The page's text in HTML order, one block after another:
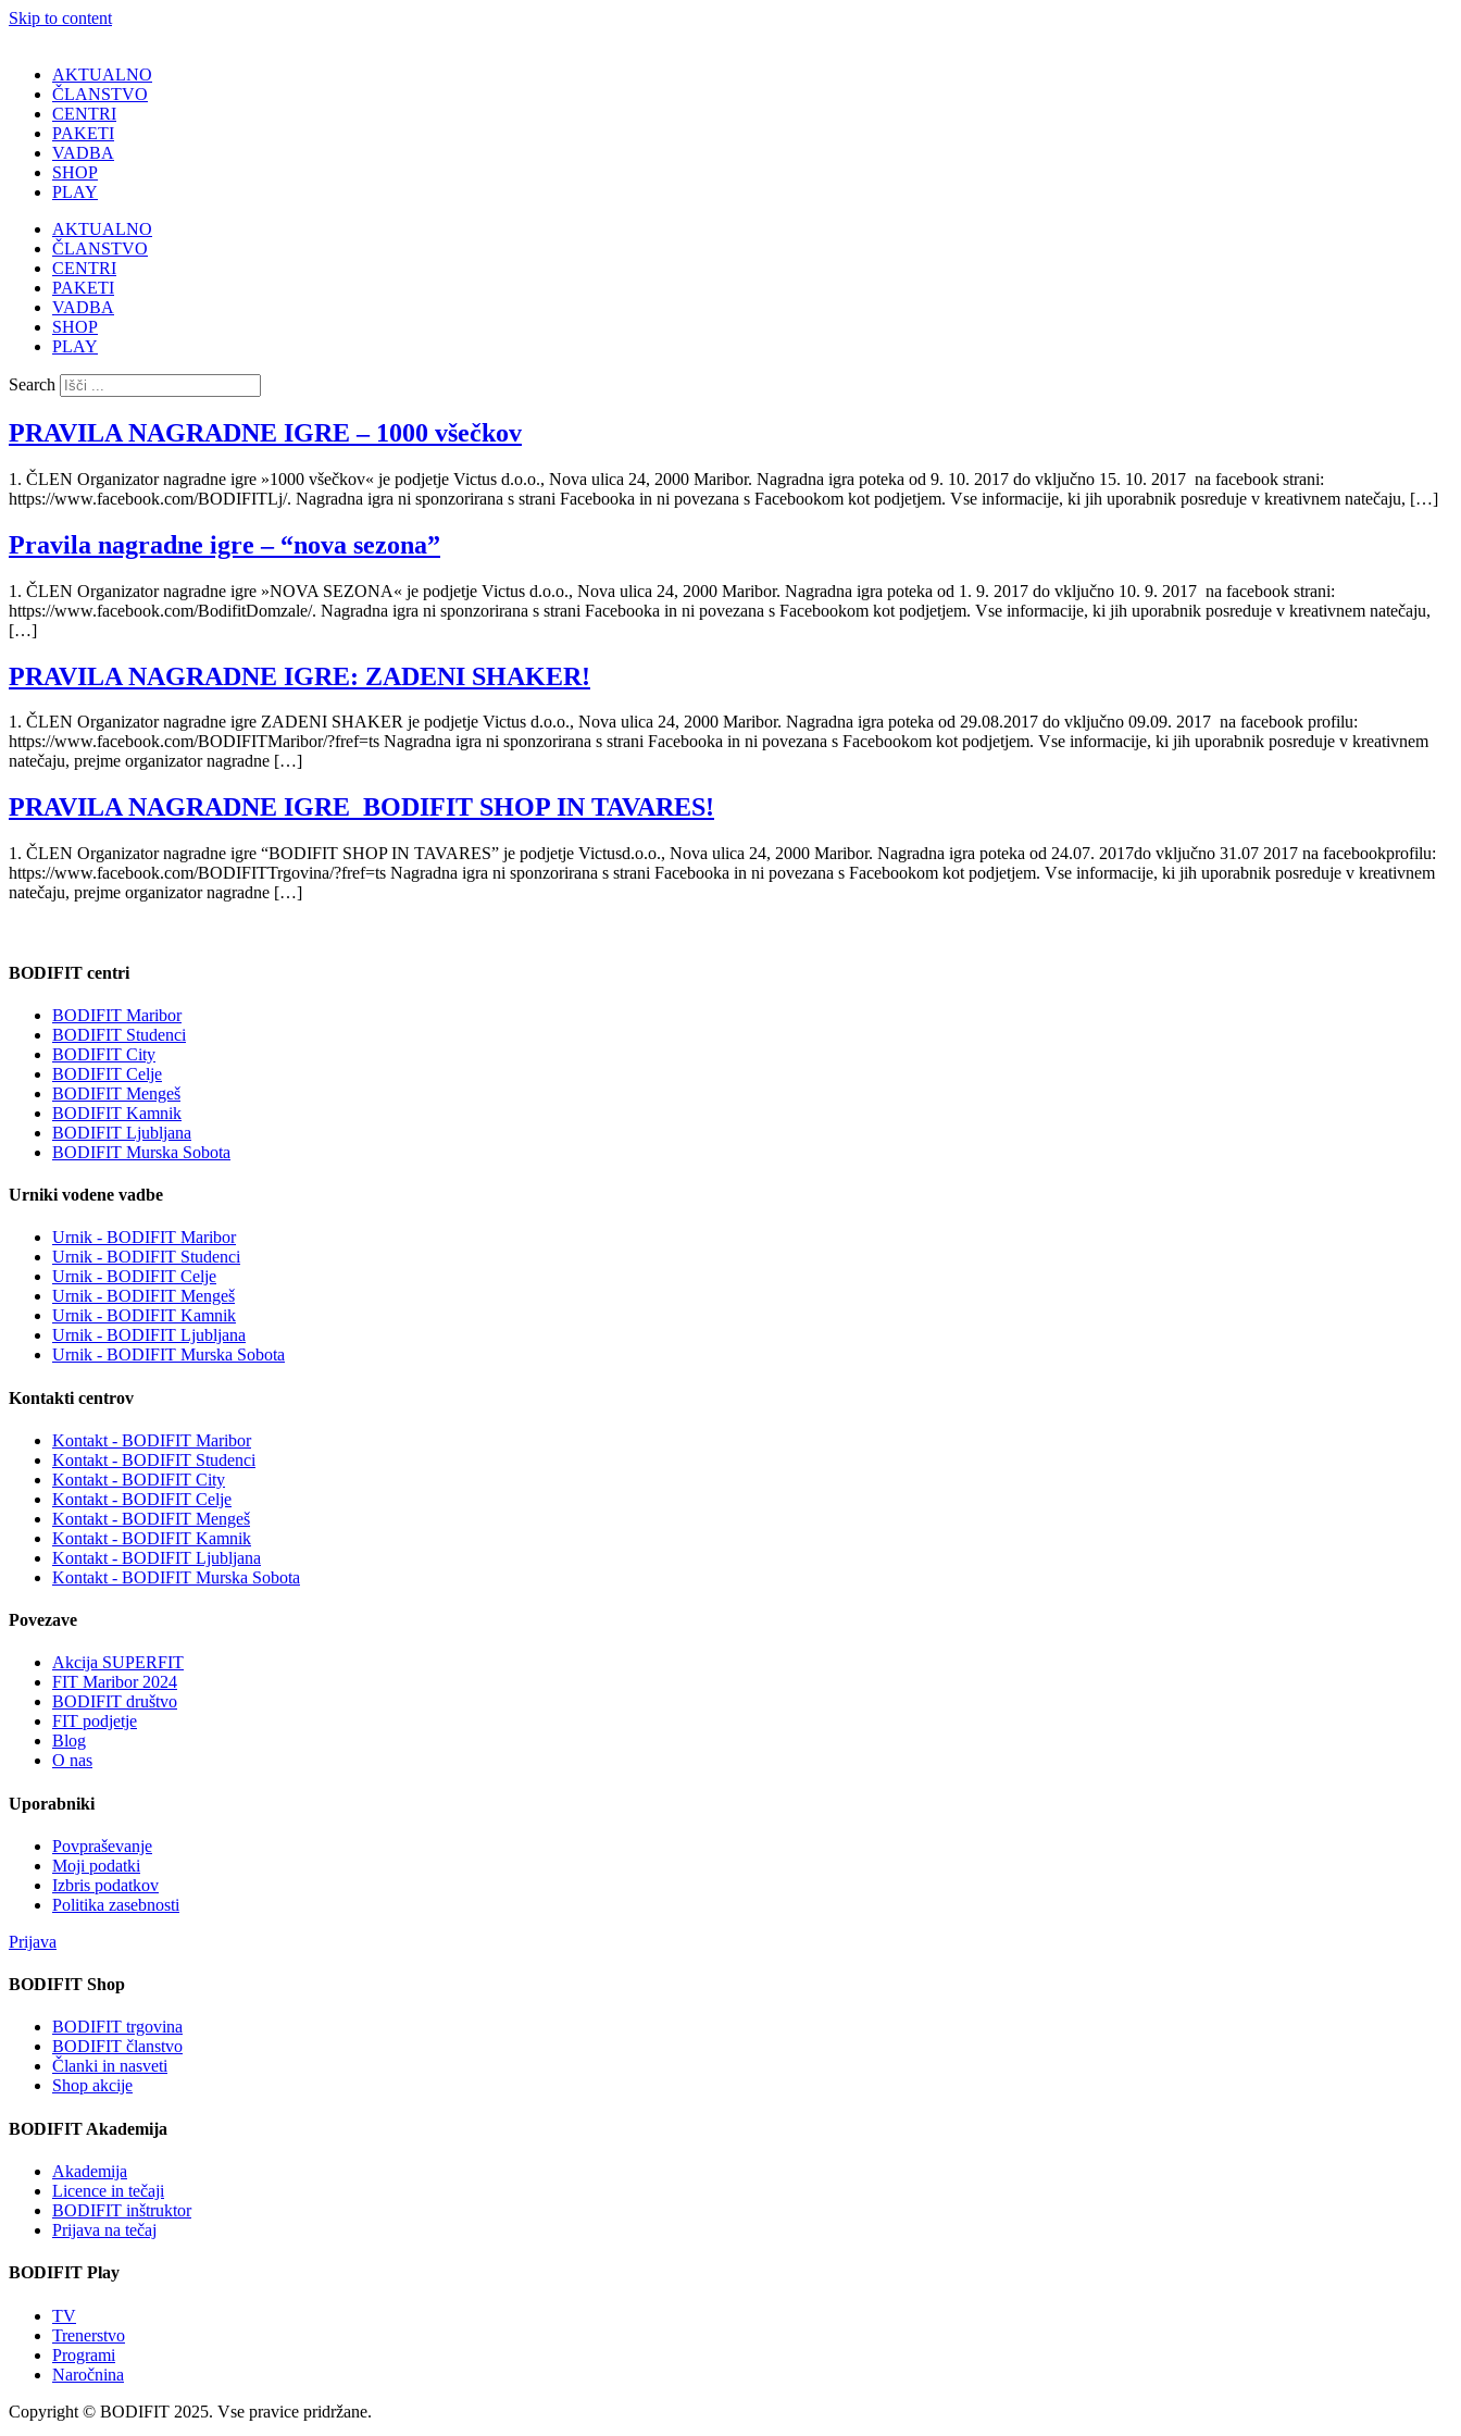
Skip to content
AKTUALNO
ČLANSTVO
CENTRI
PAKETI
VADBA
SHOP
PLAY
AKTUALNO
ČLANSTVO
CENTRI
PAKETI
VADBA
SHOP
PLAY
Search
PRAVILA NAGRADNE IGRE – 1000 všečkov
1. ČLEN Organizator nagradne igre »1000 všečkov« je podjetje Victus d.o.o., Nova ulica 24, 2000 Maribor. Nagradna igra poteka od 9. 10. 2017 do vključno 15. 10. 2017 na facebook strani:
https://www.facebook.com/BODIFITLj/. Nagradna igra ni sponzorirana s strani Facebooka in ni povezana s Facebookom kot podjetjem. Vse informacije, ki jih uporabnik posreduje v kreativnem natečaju, […]
Pravila nagradne igre – “nova sezona”
1. ČLEN Organizator nagradne igre »NOVA SEZONA« je podjetje Victus d.o.o., Nova ulica 24, 2000 Maribor. Nagradna igra poteka od 1. 9. 2017 do vključno 10. 9. 2017 na facebook strani:
https://www.facebook.com/BodifitDomzale/. Nagradna igra ni sponzorirana s strani Facebooka in ni povezana s Facebookom kot podjetjem. Vse informacije, ki jih uporabnik posreduje v kreativnem natečaju,
[…]
PRAVILA NAGRADNE IGRE: ZADENI SHAKER!
1. ČLEN Organizator nagradne igre ZADENI SHAKER je podjetje Victus d.o.o., Nova ulica 24, 2000 Maribor. Nagradna igra poteka od 29.08.2017 do vključno 09.09. 2017 na facebook profilu:
https://www.facebook.com/BODIFITMaribor/?fref=ts Nagradna igra ni sponzorirana s strani Facebooka in ni povezana s Facebookom kot podjetjem. Vse informacije, ki jih uporabnik posreduje v kreativnem
natečaju, prejme organizator nagradne […]
PRAVILA NAGRADNE IGRE BODIFIT SHOP IN TAVARES!
1. ČLEN Organizator nagradne igre “BODIFIT SHOP IN TAVARES” je podjetje Victusd.o.o., Nova ulica 24, 2000 Maribor. Nagradna igra poteka od 24.07. 2017do vključno 31.07 2017 na facebookprofilu:
https://www.facebook.com/BODIFITTrgovina/?fref=ts Nagradna igra ni sponzorirana s strani Facebooka in ni povezana s Facebookom kot podjetjem. Vse informacije, ki jih uporabnik posreduje v kreativnem
natečaju, prejme organizator nagradne […]
BODIFIT centri
BODIFIT Maribor
BODIFIT Studenci
BODIFIT City
BODIFIT Celje
BODIFIT Mengeš
BODIFIT Kamnik
BODIFIT Ljubljana
BODIFIT Murska Sobota
Urniki vodene vadbe
Urnik - BODIFIT Maribor
Urnik - BODIFIT Studenci
Urnik - BODIFIT Celje
Urnik - BODIFIT Mengeš
Urnik - BODIFIT Kamnik
Urnik - BODIFIT Ljubljana
Urnik - BODIFIT Murska Sobota
Kontakti centrov
Kontakt - BODIFIT Maribor
Kontakt - BODIFIT Studenci
Kontakt - BODIFIT City
Kontakt - BODIFIT Celje
Kontakt - BODIFIT Mengeš
Kontakt - BODIFIT Kamnik
Kontakt - BODIFIT Ljubljana
Kontakt - BODIFIT Murska Sobota
Povezave
Akcija SUPERFIT
FIT Maribor 2024
BODIFIT društvo
FIT podjetje
Blog
O nas
Uporabniki
Povpraševanje
Moji podatki
Izbris podatkov
Politika zasebnosti
Prijava
BODIFIT Shop
BODIFIT trgovina
BODIFIT članstvo
Članki in nasveti
Shop akcije
BODIFIT Akademija
Akademija
Licence in tečaji
BODIFIT inštruktor
Prijava na tečaj
BODIFIT Play
TV
Trenerstvo
Programi
Naročnina
Copyright © BODIFIT 2025. Vse pravice pridržane.